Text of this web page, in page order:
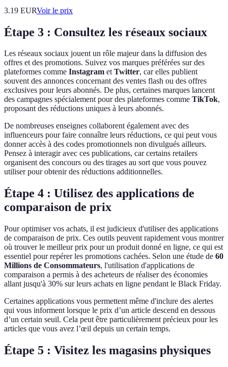
3.19 EURVoir le prix
Étape 3 : Consultez les réseaux sociaux
Les réseaux sociaux jouent un rôle majeur dans la diffusion des
offres et des promotions. Suivez vos marques préférées sur des
plateformes comme Instagram etTwitter, car elles publient
souvent des annonces concernant des ventes flash ou des offres
exclusives pour leurs abonnés. De plus, certaines marques lancent
des campagnes spécialement pour des plateformes comme TikTok,
proposant des réductions uniques à leurs abonnés.
De nombreuses enseignes collaborent également avec des
influenceurs pour faire connaître leurs réductions, ce qui peut vous
donner accès à des codes promotionnels non divulgués ailleurs.
Pensez à interagir avec ces publications, car certains retailers
organisent des concours ou des tirages au sort que vous pouvez
utiliser pour obtenir des réductions additionnelles.
Étape 4 : Utilisez des applications de
comparaison de prix
Pour optimiser vos achats, il est judicieux d'utiliser des applications
de comparaison de prix. Ces outils peuvent rapidement vous montrer
où trouver le meilleur prix pour un produit donné en ligne, ce qui est
essentiel pour repérer les promotions cachées. Selon une étude de 60
Millions de Consommateurs, l'utilisation d'applications de
comparaison a permis à des acheteurs de réaliser des économies
allant jusqu'à 30% sur leurs achats en ligne pendant le Black Friday.
Certaines applications vous permettent même d'inclure des alertes
qui vous informent lorsque le prix d’un article descend en dessous
d’un certain seuil. Cela peut être particulièrement précieux pour les
articles que vous avez l’œil depuis un certain temps.
Étape 5 : Visitez les magasins physiques